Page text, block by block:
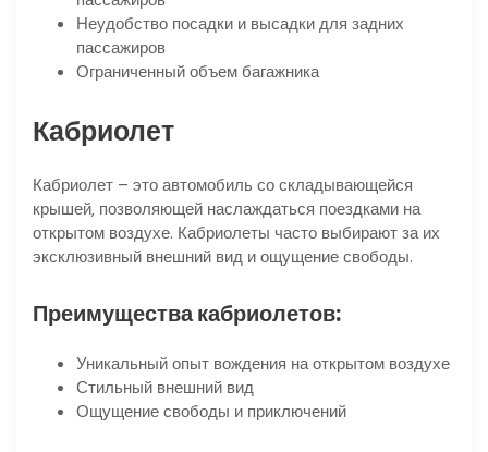
Неудобство посадки и высадки для задних
пассажиров
Ограниченный объем багажника
Кабриолет
Кабриолет – это автомобиль со складывающейся
крышей‚ позволяющей наслаждаться поездками на
открытом воздухе. Кабриолеты часто выбирают за их
эксклюзивный внешний вид и ощущение свободы.
Преимущества кабриолетов:
Уникальный опыт вождения на открытом воздухе
Стильный внешний вид
Ощущение свободы и приключений